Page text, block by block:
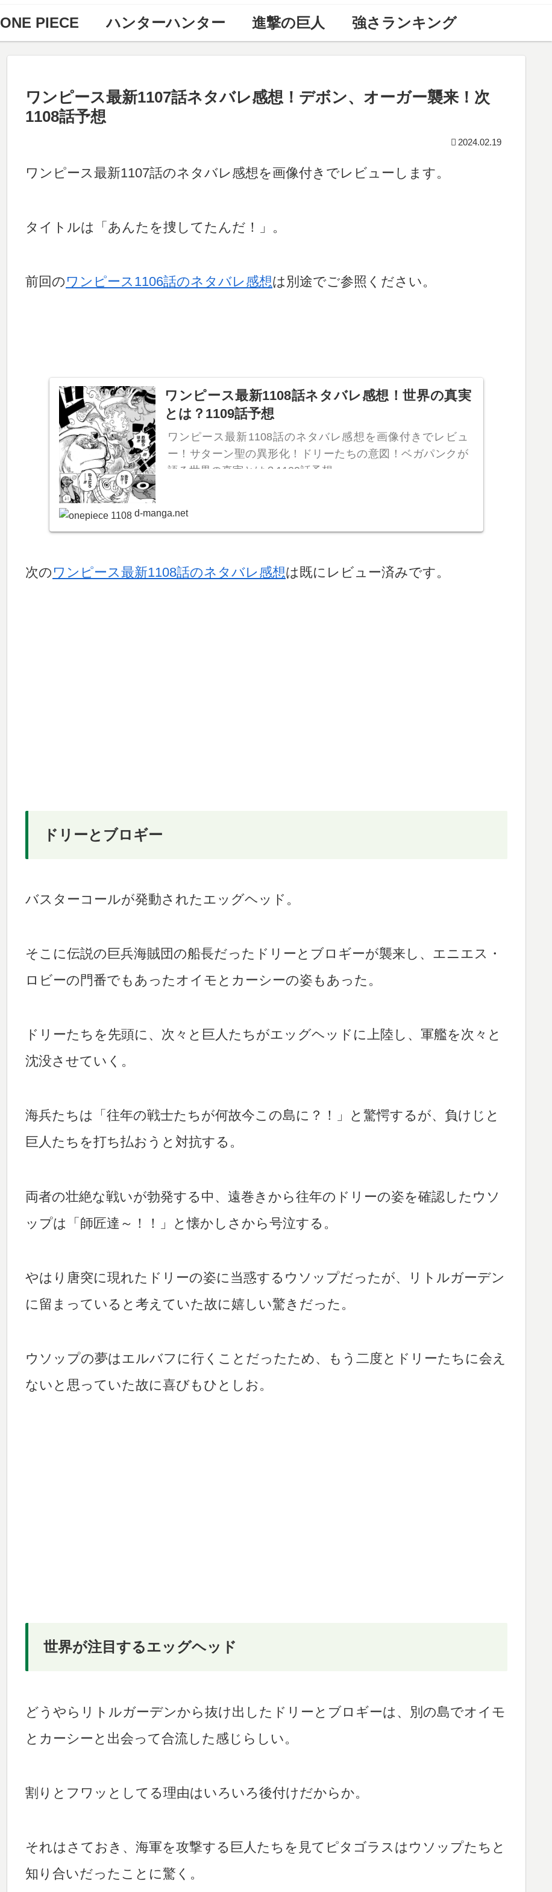
ONE PIECE ハンターハンター 進撃の巨人 強さランキング
ワンピース最新1107話ネタバレ感想！デボン、オーガー襲来！次
1108話予想
2024.02.19
ワンピース最新1107話のネタバレ感想を画像付きでレビューします。
タイトルは「あんたを捜してたんだ！」。
前回の ワンピース1106話のネタバレ感想は別途でご参照ください。
ワンピース最新1108話ネタバレ感想！世界の真実
とは？1109話予想
ワンピース最新1108話のネタバレ感想を画像付きでレビュ
ー！サターン聖の異形化！ドリーたちの意図！ベガパンクが
語る世界の真実とは？1109話予想
d-manga.net
次の ワンピース最新1108話のネタバレ感想は既にレビュー済みです。
ドリーとブロギー
バスターコールが発動されたエッグヘッド。
そこに伝説の巨兵海賊団の船長だったドリーとブロギーが襲来し、エニエス・
ロビーの門番でもあったオイモとカーシーの姿もあった。
ドリーたちを先頭に、次々と巨人たちがエッグヘッドに上陸し、軍艦を次々と
沈没させていく。
海兵たちは「往年の戦士たちが何故今この島に？！」と驚愕するが、負けじと
巨人たちを打ち払おうと対抗する。
両者の壮絶な戦いが勃発する中、遠巻きから往年のドリーの姿を確認したウソ
ップは「師匠達～！！」と懐かしさから号泣する。
やはり唐突に現れたドリーの姿に当惑するウソップだったが、リトルガーデン
に留まっていると考えていた故に嬉しい驚きだった。
ウソップの夢はエルバフに行くことだったため、もう二度とドリーたちに会え
ないと思っていた故に喜びもひとしお。
世界が注目するエッグヘッド
どうやらリトルガーデンから抜け出したドリーとブロギーは、別の島でオイモ
とカーシーと出会って合流した感じらしい。
割りとフワッとしてる理由はいろいろ後付けだからか。
それはさておき、海軍を攻撃する巨人たちを見てピタゴラスはウソップたちと
知り合いだったことに驚く。